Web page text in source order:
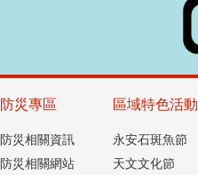
防災專區
防災相關資訊
防災相關網站
區域特色活動
永安石斑魚節
天文文化節